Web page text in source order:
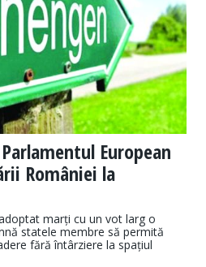
European
României la
marți cu un vot larg o
statele membre să permită
fără întârziere la spațiul